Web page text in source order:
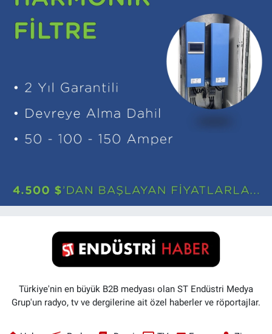
Türkiye'nin en büyük B2B medyası olan ST Endüstri Medya
Grup'un radyo, tv ve dergilerine ait özel haberler ve röportajlar.